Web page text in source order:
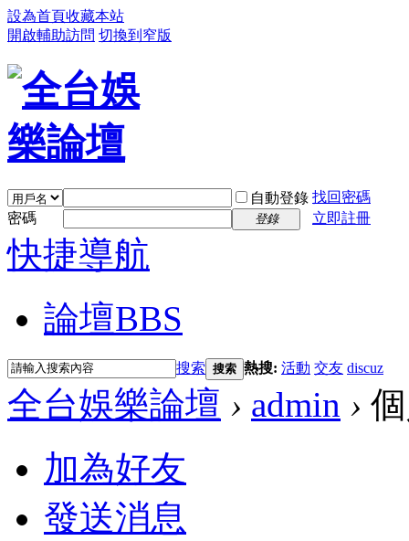
設為首頁收藏本站
開啟輔助訪問 切換到窄版
自動登錄 找回密碼
密碼
登錄 立即註冊
快捷導航
論壇BBS
搜索 搜索 熱搜: 活動 交友 discuz
全台娛樂論壇 › admin ›
加為好友
發送消息